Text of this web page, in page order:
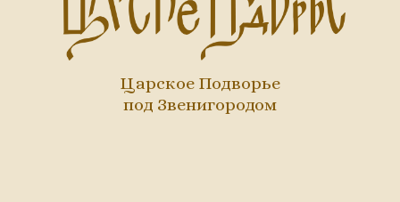
Царское Подворье
под Звенигородом